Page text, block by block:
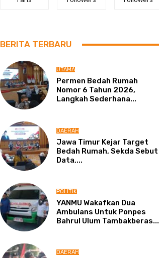
BERITA TERBARU
UTAMA
Permen Bedah Rumah
Nomor 6 Tahun 2026,
Langkah Sederhana...
DAERAH
Jawa Timur Kejar Target
Bedah Rumah, Sekda Sebut
Data,...
POLITIK
YANMU Wakafkan Dua
Ambulans Untuk Ponpes
Bahrul Ulum Tambakberas...
DAERAH